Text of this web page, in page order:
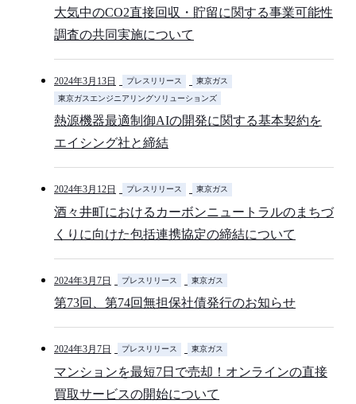
大気中のCO2直接回収・貯留に関する事業可能性
調査の共同実施について
2024年3月13日 プレスリリース
東京ガス
東京ガスエンジニアリングソリューションズ
熱源機器最適制御AIの開発に関する基本契約を
エイシング社と締結
2024年3月12日 プレスリリース 東京ガス
酒々井町におけるカーボンニュートラルのまちづ
くりに向けた包括連携協定の締結について
2024年3月7日 プレスリリース 東京ガス
第73回、第74回無担保社債発行のお知らせ
2024年3月7日 プレスリリース 東京ガス
マンションを最短7日で売却！オンラインの直接
買取サービスの開始について